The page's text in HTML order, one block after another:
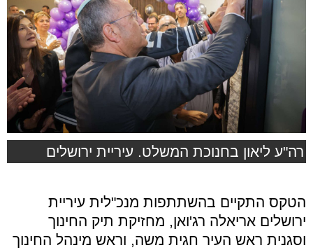
רה"ע ליאון בחנוכת המשלט. עיריית ירושלים
הטקס התקיים בהשתתפות מנכ"לית עיריית
ירושלים אריאלה רג'ואן, מחזיקת תיק החינוך
וסגנית ראש העיר חגית משה, וראש מינהל החינוך